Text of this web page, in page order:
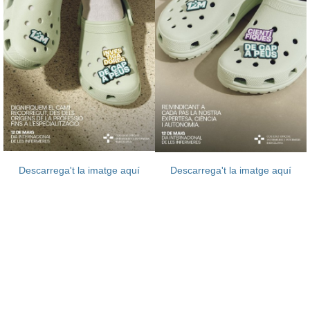
Descarrega't la imatge aquí Descarrega't la imatge aquí